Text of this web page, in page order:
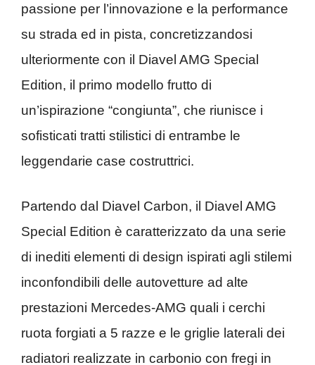
passione per l’innovazione e la performance
su strada ed in pista, concretizzandosi
ulteriormente con il Diavel AMG Special
Edition, il primo modello frutto di
un’ispirazione “congiunta”, che riunisce i
sofisticati tratti stilistici di entrambe le
leggendarie case costruttrici.
Partendo dal Diavel Carbon, il Diavel AMG
Special Edition è caratterizzato da una serie
di inediti elementi di design ispirati agli stilemi
inconfondibili delle autovetture ad alte
prestazioni Mercedes-AMG quali i cerchi
ruota forgiati a 5 razze e le griglie laterali dei
radiatori realizzate in carbonio con fregi in